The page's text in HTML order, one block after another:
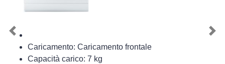
Caricamento: Caricamento frontale
Capacità carico: 7 kg
Previous